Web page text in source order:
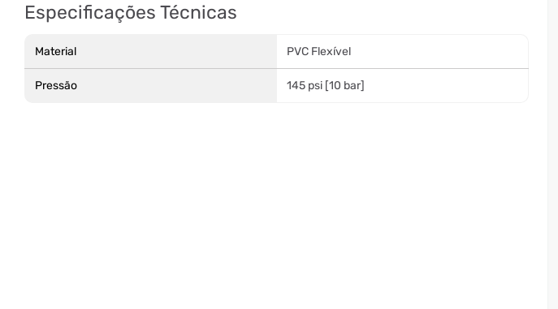
Especificações Técnicas
Material PVC Flexível
Pressão 145 psi [10 bar]